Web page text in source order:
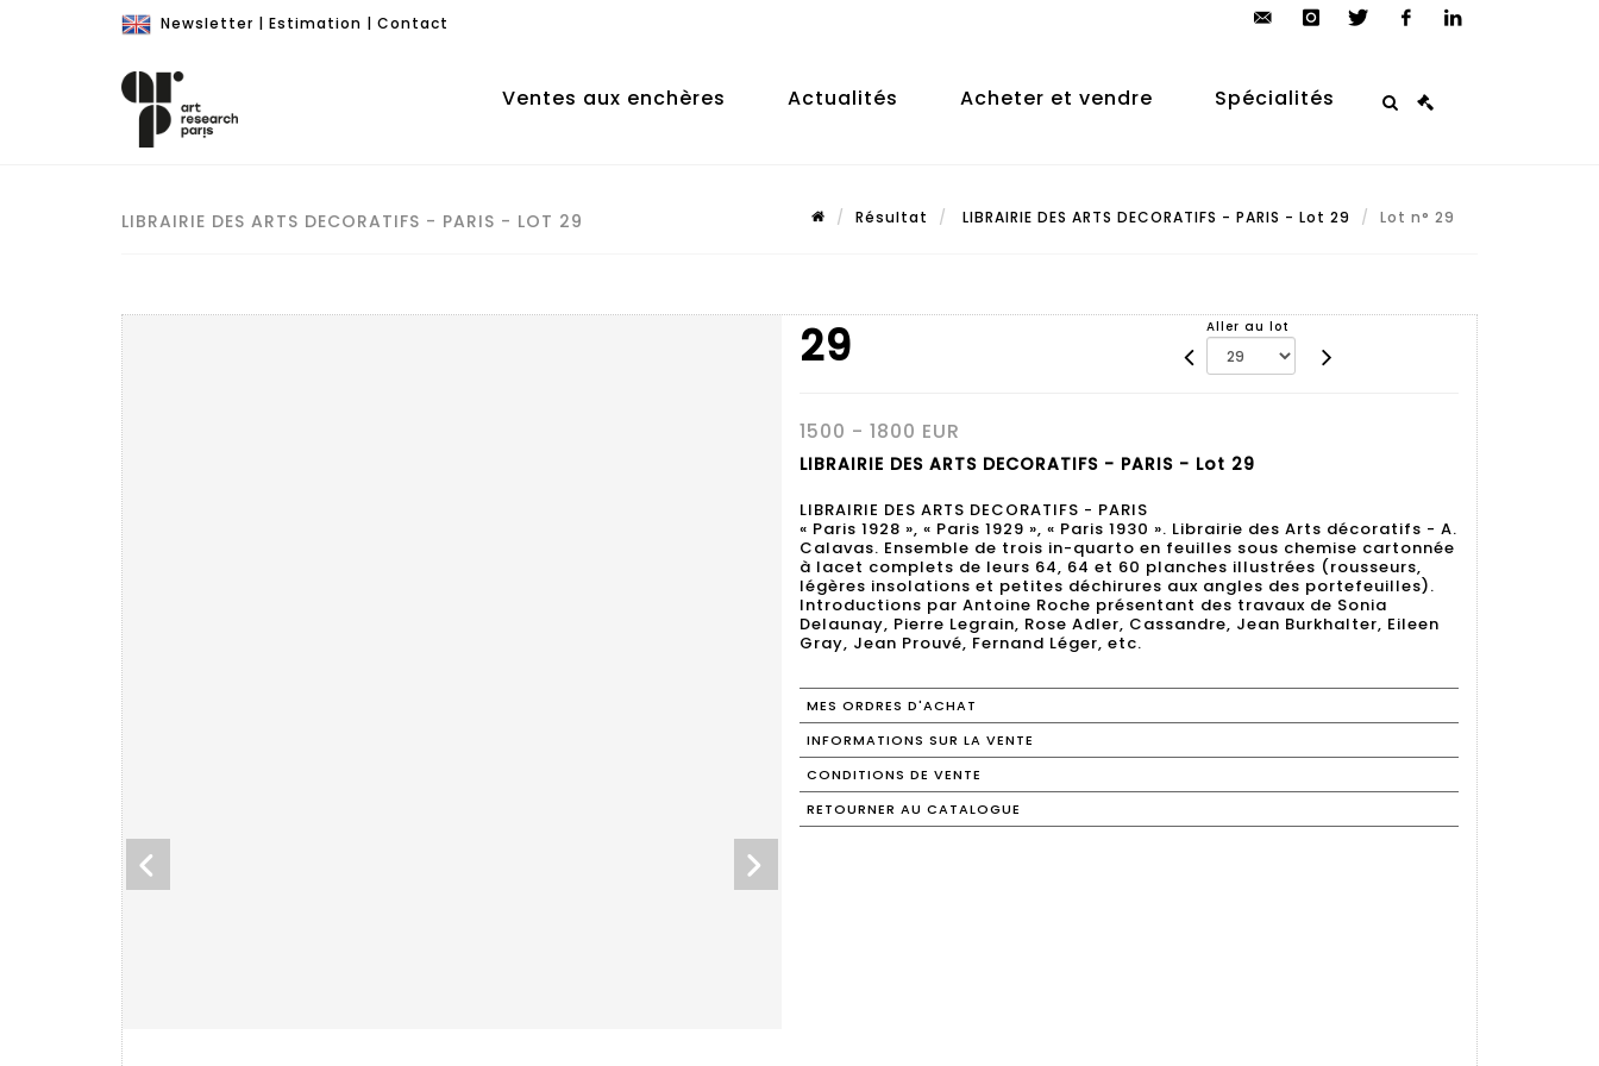
Newsletter | Estimation | Contact
auction.com
Ventes aux enchères Actualités Acheter et vendre Spécialités
LIBRAIRIE DES ARTS DECORATIFS - PARIS - LOT 29 Résultat LIBRAIRIE DES ARTS DECORATIFS - PARIS - Lot 29 Lot n° 29
29 Aller au lot
1500 - 1800 EUR
LIBRAIRIE DES ARTS DECORATIFS - PARIS - Lot 29
LIBRAIRIE DES ARTS DECORATIFS - PARIS
« Paris 1928 », « Paris 1929 », « Paris 1930 ». Librairie des Arts décoratifs - A.
Calavas. Ensemble de trois in-quarto en feuilles sous chemise cartonnée
à lacet complets de leurs 64, 64 et 60 planches illustrées (rousseurs,
légères insolations et petites déchirures aux angles des portefeuilles).
Introductions par Antoine Roche présentant des travaux de Sonia
Delaunay, Pierre Legrain, Rose Adler, Cassandre, Jean Burkhalter, Eileen
Gray, Jean Prouvé, Fernand Léger, etc.
MES ORDRES D'ACHAT
INFORMATIONS SUR LA VENTE
CONDITIONS DE VENTE
RETOURNER AU CATALOGUE